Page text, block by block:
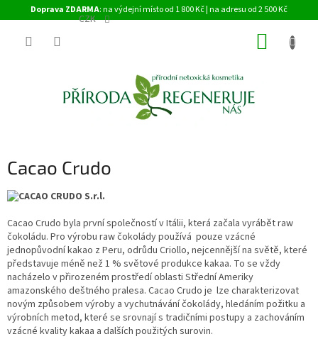
na
Doprava ZDARMA: na výdejní místo od 1 800 Kč | na adresu od 2 500 Kč
CZK
Cacao Crudo
Cacao Crudo byla první společností v Itálii, která začala vyrábět raw
čokoládu. Pro výrobu raw čokolády používá pouze vzácné
jednopůvodní kakao z Peru, odrůdu Criollo, nejcennější na světě, které
představuje méně než 1 % světové produkce kakaa. To se vždy
nacházelo v přirozeném prostředí oblasti Střední Ameriky
amazonského deštného pralesa. Cacao Crudo je lze charakterizovat
novým způsobem výroby a vychutnávání čokolády, hledáním požitku a
výrobních metod, které se srovnají s tradičními postupy a zachováním
vzácné kvality kakaa a dalších použitých surovin.